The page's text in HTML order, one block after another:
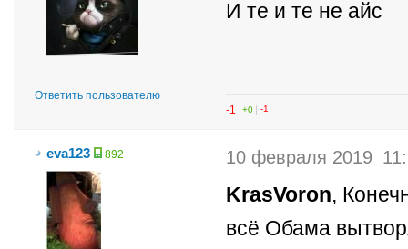
Ответить пользователю
И те и те не айс
-1 +0 -1
eva123 892 10 февраля 2019
KrasVoron,
всё Обама